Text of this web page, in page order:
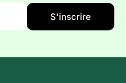
S'inscrire